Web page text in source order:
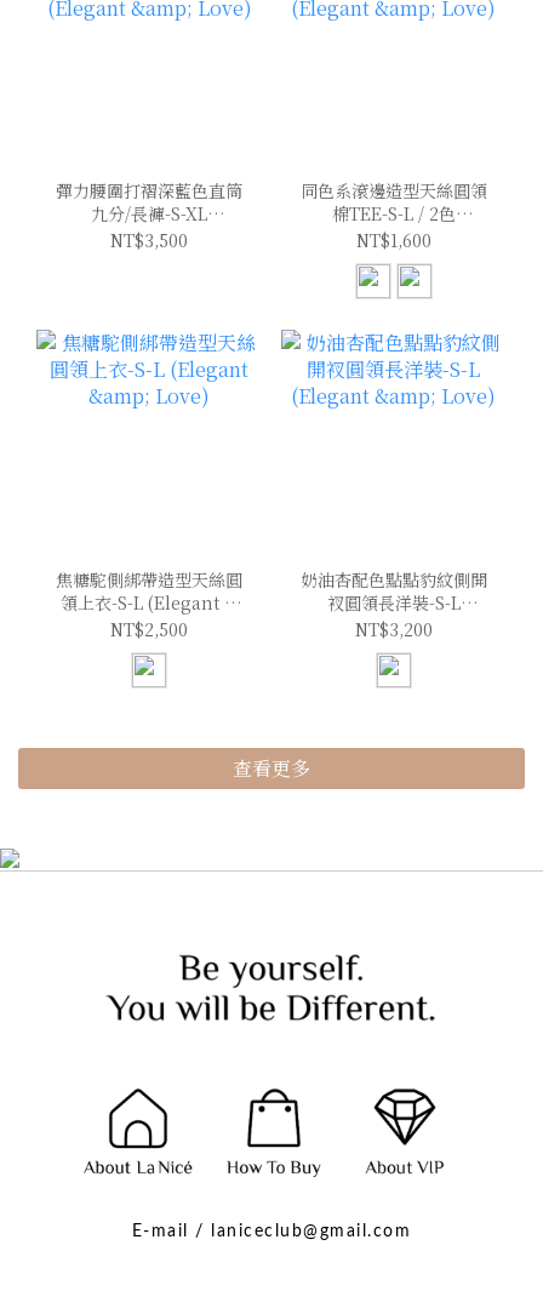
彈力腰圍打褶深藍色直筒
九分/長褲-S-XL
(Elegant & Love)
NT$3,500
同色系滾邊造型天絲圓領
棉TEE-S-L / 2色
(Elegant & Love)
NT$1,600
焦糖駝側綁帶造型天絲圓
領上衣-S-L (Elegant &
Love)
NT$2,500
奶油杏配色點點豹紋側開
衩圓領長洋裝-S-L
(Elegant & Love)
NT$3,200
查看更多
E-mail / laniceclub@gmail.com